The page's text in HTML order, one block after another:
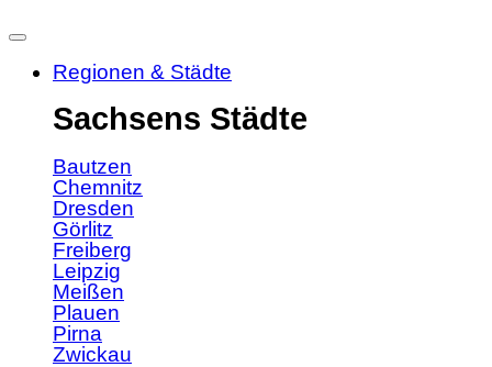
Regionen & Städte
Sachsens Städte
Bautzen
Chemnitz
Dresden
Görlitz
Freiberg
Leipzig
Meißen
Plauen
Pirna
Zwickau